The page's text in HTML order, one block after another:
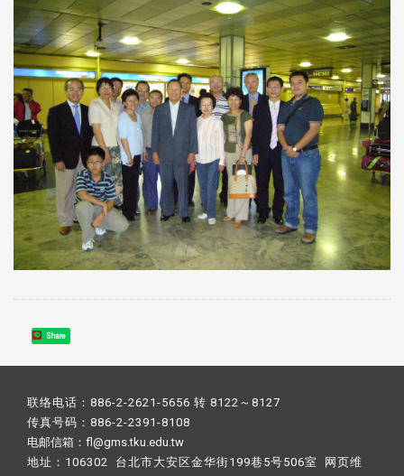
Share
联络电话：886-2-2621-5656 转 8122～8127
传真号码：886-2-2391-8108
电邮信箱：fl@gms.tku.edu.tw
地址：106302 台北市大安区金华街199巷5号506室 网页维